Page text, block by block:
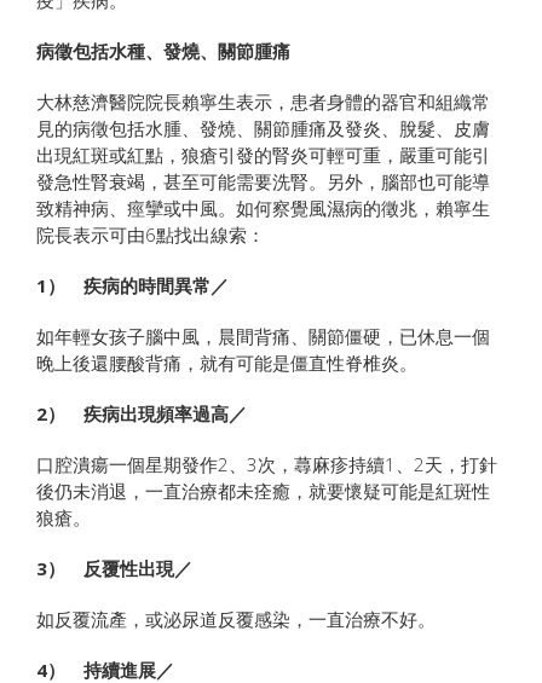
病徵包括水種、發燒、關節腫痛
大林慈濟醫院院長賴寧生表示，患者身體的器官和組織常
見的病徵包括水腫、發燒、關節腫痛及發炎、脫髮、皮膚
出現紅斑或紅點，狼瘡引發的腎炎可輕可重，嚴重可能引
發急性腎衰竭，甚至可能需要洗腎。另外，腦部也可能導
致精神病、痙攣或中風。如何察覺風濕病的徵兆，賴寧生
院長表示可由6點找出線索：
1） 疾病的時間異常／
如年輕女孩子腦中風，晨間背痛、關節僵硬，已休息一個
晚上後還腰酸背痛，就有可能是僵直性脊椎炎。
2） 疾病出現頻率過高／
口腔潰瘍一個星期發作2、3次，蕁麻疹持續1、2天，打針
後仍未消退，一直治療都未痊癒，就要懷疑可能是紅斑性
狼瘡。
3） 反覆性出現／
如反覆流產，或泌尿道反覆感染，一直治療不好。
4） 持續進展／